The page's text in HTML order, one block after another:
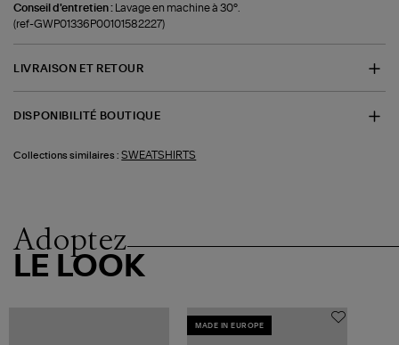
Conseil d'entretien :
Lavage en machine à 30°.
(ref-GWP01336P00101582227)
LIVRAISON ET RETOUR
DISPONIBILITÉ BOUTIQUE
Collections similaires : SWEATSHIRTS
Adoptez
LE LOOK
MADE IN EUROPE